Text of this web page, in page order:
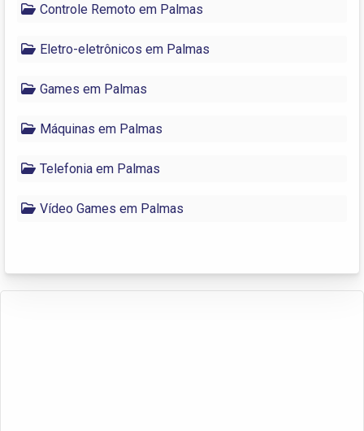
Controle Remoto em Palmas
Eletro-eletrônicos em Palmas
Games em Palmas
Máquinas em Palmas
Telefonia em Palmas
Vídeo Games em Palmas